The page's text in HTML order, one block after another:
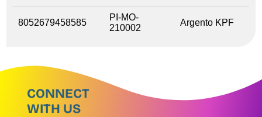
8052679458585
PI-MO-
210002
Argento KPF
CONNECT
WITH US